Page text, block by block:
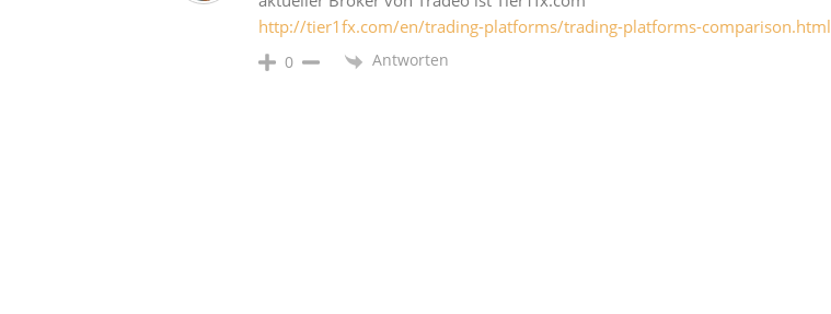
http://tier1fx.com/en/trading-platforms/trading-platforms-comparison.html
0 Antworten